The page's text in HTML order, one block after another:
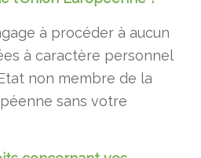
à procéder à aucun
à caractère personnel
non membre de la
sans votre